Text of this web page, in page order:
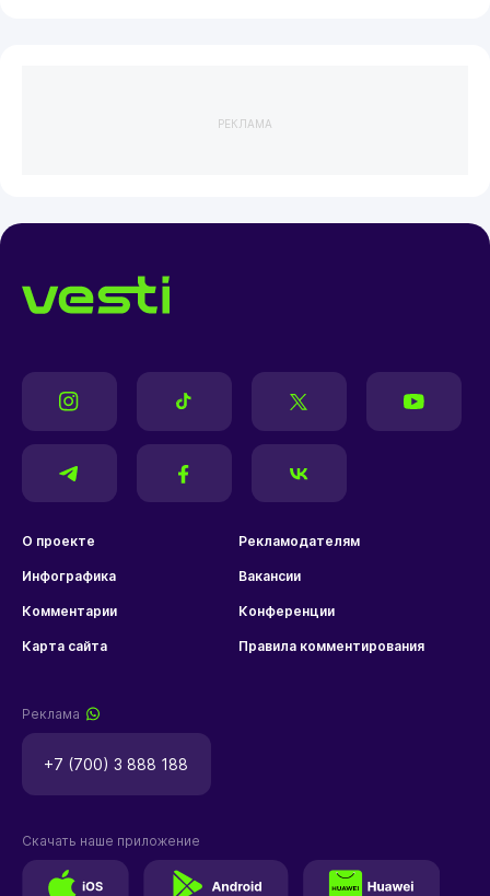
РЕКЛАМА
О проекте Рекламодателям
Инфографика Вакансии
Комментарии Конференции
Карта сайта Правила комментирования
Реклама
+7 (700) 3 888 188
Скачать наше приложение